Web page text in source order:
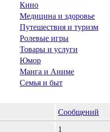
Кино
Медицина и здоровье
Путешествия и туризм
Ролевые игры
Товары и услуги
Юмор
Манга и Аниме
Семья и быт
Сообщений
1